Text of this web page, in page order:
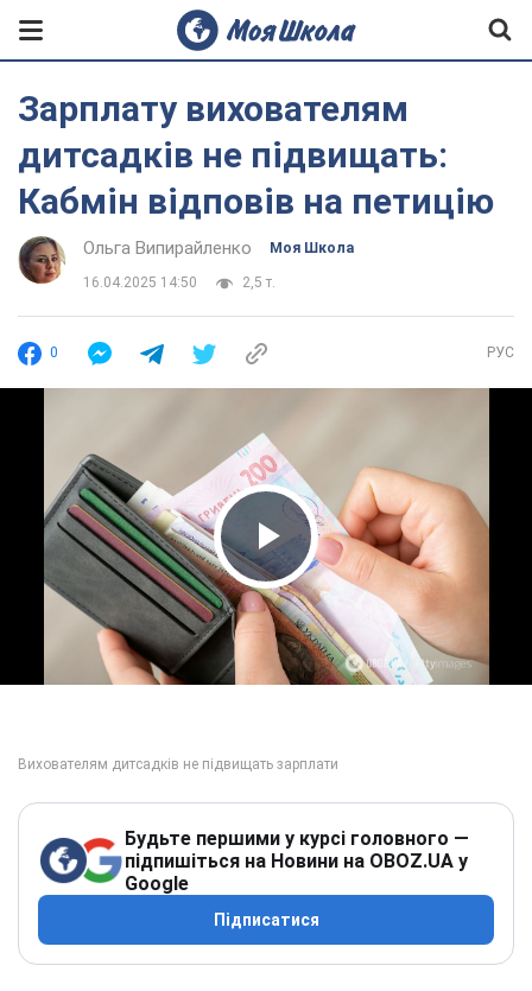
Зарплату вихователям
дитсадків не підвищать:
Кабмін відповів на петицію
Ольга Випирайленко Моя Школа
16.04.2025 14:50 2,5 т.
0 РУС
Play Video
Будьте першими у курсі головного —
підпишіться на Новини на OBOZ.UA у
Google
Підписатися